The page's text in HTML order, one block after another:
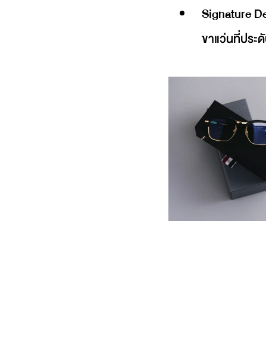
Signature
ขาแว่นที่ปร